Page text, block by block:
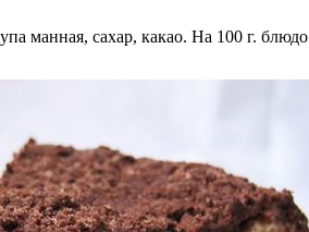
манная, сахар, какао. На 100 г.